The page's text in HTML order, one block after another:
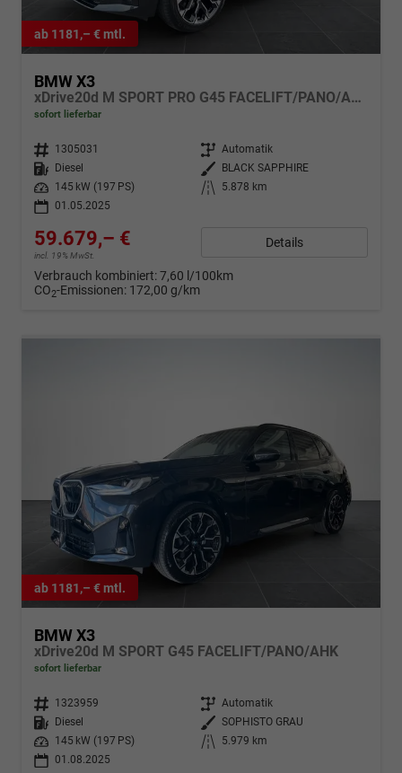
ab 1181,– € mtl.
BMW X3
xDrive20d M SPORT PRO G45 FACELIFT/PANO/AHK
sofort lieferbar
Fahrzeugnr. 1305031 Getriebe Automatik
Kraftstoff
Diesel Außenfarbe
BLACK SAPPHIRE
Leistung
145 kW (197 PS) Kilometerstand
5.878 km
01.05.2025
59.679,– €
incl. 19% MwSt.
Details
Verbrauch kombiniert:7,60 l/100km
CO2-Emissionen: 172,00 g/km
ab 1181,– € mtl.
BMW X3
xDrive20d M SPORT G45 FACELIFT/PANO/AHK
sofort lieferbar
Fahrzeugnr. 1323959 Getriebe Automatik
Kraftstoff
Diesel Außenfarbe SOPHISTO GRAU
Leistung
145 kW (197 PS) Kilometerstand
5.979 km
01.08.2025